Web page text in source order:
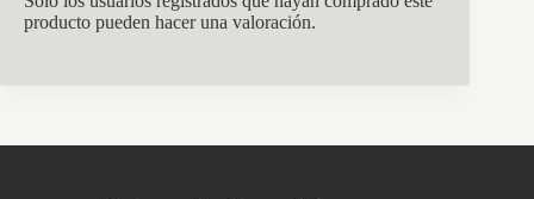
producto pueden hacer una valoración.
Asistente virtual · En línea